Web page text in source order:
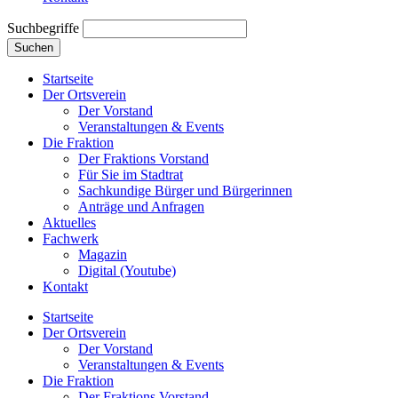
Suchbegriffe
Suchen
Startseite
Der Ortsverein
Der Vorstand
Veranstaltungen & Events
Die Fraktion
Der Fraktions Vorstand
Für Sie im Stadtrat
Sachkundige Bürger und Bürgerinnen
Anträge und Anfragen
Aktuelles
Fachwerk
Magazin
Digital (Youtube)
Kontakt
Startseite
Der Ortsverein
Der Vorstand
Veranstaltungen & Events
Die Fraktion